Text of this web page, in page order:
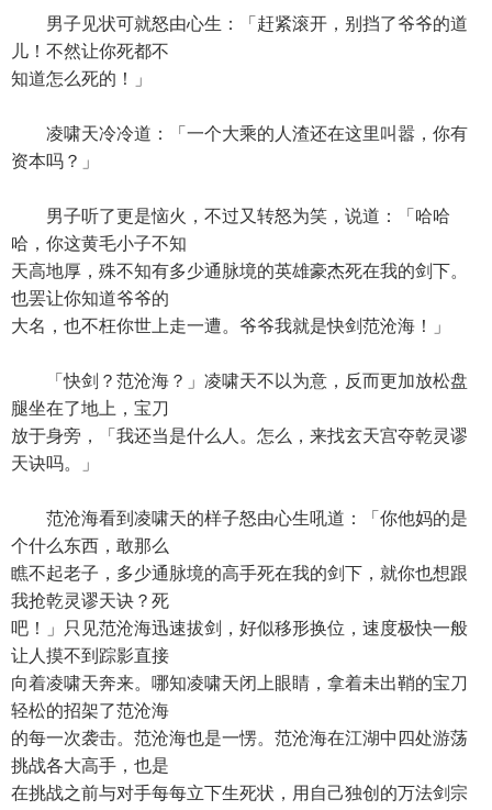
男子见状可就怒由心生：「赶紧滚开，别挡了爷爷的道
儿！不然让你死都不
知道怎么死的！」
凌啸天冷冷道：「一个大乘的人渣还在这里叫嚣，你有
资本吗？」
男子听了更是恼火，不过又转怒为笑，说道：「哈哈
哈，你这黄毛小子不知
天高地厚，殊不知有多少通脉境的英雄豪杰死在我的剑下。
也罢让你知道爷爷的
大名，也不枉你世上走一遭。爷爷我就是快剑范沧海！」
「快剑？范沧海？」凌啸天不以为意，反而更加放松盘
腿坐在了地上，宝刀
放于身旁，「我还当是什么人。怎么，来找玄天宫夺乾灵谬
天诀吗。」
范沧海看到凌啸天的样子怒由心生吼道：「你他妈的是
个什么东西，敢那么
瞧不起老子，多少通脉境的高手死在我的剑下，就你也想跟
我抢乾灵谬天诀？死
吧！」只见范沧海迅速拔剑，好似移形换位，速度极快一般
让人摸不到踪影直接
向着凌啸天奔来。哪知凌啸天闭上眼睛，拿着未出鞘的宝刀
轻松的招架了范沧海
的每一次袭击。范沧海也是一愣。范沧海在江湖中四处游荡
挑战各大高手，也是
在挑战之前与对手每每立下生死状，用自己独创的万法剑宗